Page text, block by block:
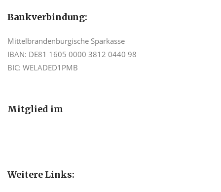
Bankverbindung:
Mittelbrandenburgische Sparkasse
IBAN: DE81 1605 0000 3812 0440 98
BIC: WELADED1PMB
Mitglied im
Weitere Links: